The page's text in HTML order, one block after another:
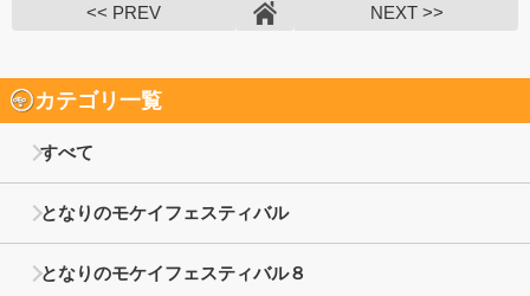
<< PREV NEXT >>
カテゴリ一覧
すべて
となりのモケイフェスティバル
となりのモケイフェスティバル８